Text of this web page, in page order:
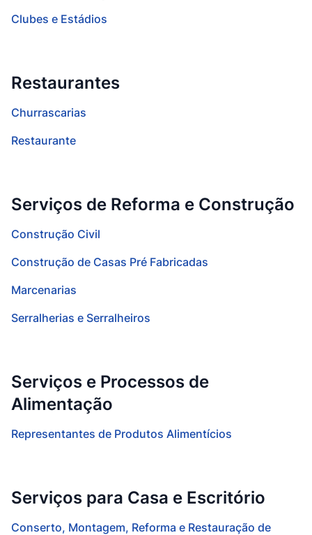
Clubes e Estádios
Restaurantes
Churrascarias
Restaurante
Serviços de Reforma e Construção
Construção Civil
Construção de Casas Pré Fabricadas
Marcenarias
Serralherias e Serralheiros
Serviços e Processos de
Alimentação
Representantes de Produtos Alimentícios
Serviços para Casa e Escritório
Conserto, Montagem, Reforma e Restauração de